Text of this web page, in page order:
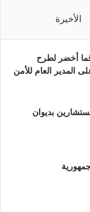
الأخيرة
أخضر لطرح
المدير العام للأمن
بديوان